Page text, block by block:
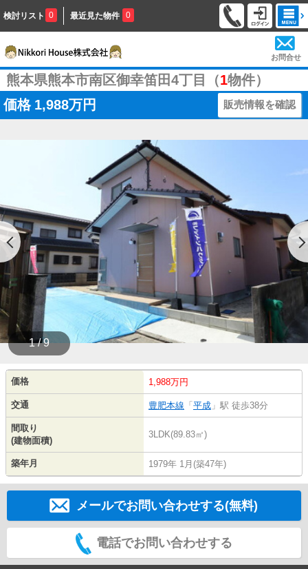
検討リスト 0 最近見た物件 0
お問合せ
熊本県熊本市南区御幸笛田4丁目（1物件）
価格 1,988万円 販売情報を確認
1 / 9
価格 1,988万円
交通 豊肥本線 「 平成 」駅 徒歩38分
間取り
(建物面積)
3LDK(89.83㎡)
築年月 1979年 1月(築47年)
メールでお問い合わせする(無料)
電話でお問い合わせする